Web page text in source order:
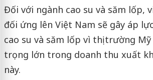
Đối với ngành cao su và săm lốp,
đối ứng lên Việt Nam sẽ gây áp
cao su và săm lốp vì thị trường
trọng lớn trong doanh thu xuất
này.